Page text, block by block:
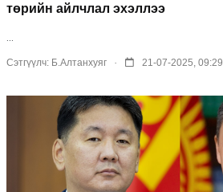
төрийн айлчлал эхэллээ
Сэтгүүлч: Б.Алтанхуяг . 21-07-2025, 09:29